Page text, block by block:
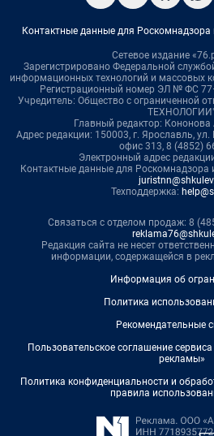
Контактные данные для Роскомнадзора
Сетевое издание
Зарегистрировано Федеральной
информационных технологий и массовых
Регистрационный номер ЭЛ № ФС
Учредитель: Общество с ограниченной
Главный редактор:
Адрес редакции: 150003, г. Ярославль, ул.
офис 313, 8 (4852)
Электронный адрес
Контактные данные для Роскомнадзора
Техподдержка:
Связаться с отделом продаж: 8
Редакция сайта не несет
информации, содержащейся в
Информация об
Политика
Рекомендательные
Пользовательское соглашение
рекламы»
Политика конфиденциальности и
правила